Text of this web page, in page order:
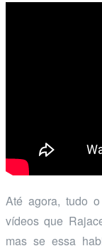
Até agora, tudo
vídeos que
mas se essa